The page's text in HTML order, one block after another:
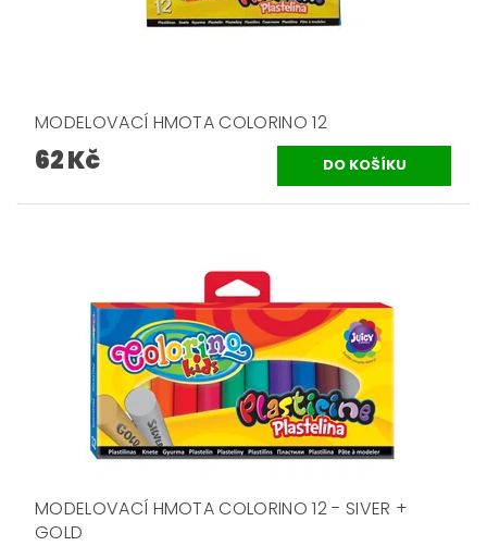
MODELOVACÍ HMOTA COLORINO 12
62 Kč
MODELOVACÍ HMOTA COLORINO 12 - SIVER +
GOLD